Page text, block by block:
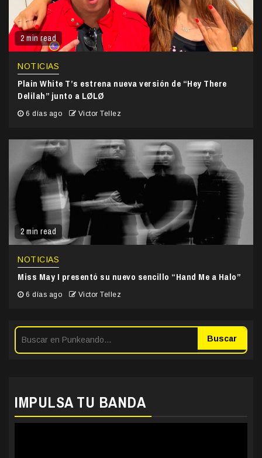
2 min read
NOTICIAS
Plain White T’s estrena nueva versión de “Hey There
Delilah” junto a LØLØ
6 días ago Victor Tellez
2 min read
NOTICIAS
Miss May I presentó su nuevo sencillo “Hand Me a Halo”
6 días ago Victor Tellez
Buscar
IMPULSA TU BANDA